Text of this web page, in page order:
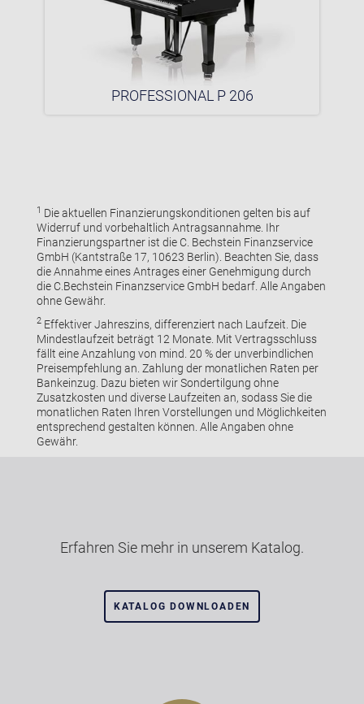
PROFESSIONAL P 206
1 Die aktuellen Finanzierungskonditionen gelten bis auf
Widerruf und vorbehaltlich Antragsannahme. Ihr
Finanzierungspartner ist die C. Bechstein Finanzservice
GmbH (Kantstraße 17, 10623 Berlin). Beachten Sie, dass
die Annahme eines Antrages einer Genehmigung durch
die C.Bechstein Finanzservice GmbH bedarf. Alle Angaben
ohne Gewähr.
2Effektiver Jahreszins, differenziert nach Laufzeit. Die
Mindestlaufzeit beträgt 12 Monate. Mit Vertragsschluss
fällt eine Anzahlung von mind. 20 % der unverbindlichen
Preisempfehlung an. Zahlung der monatlichen Raten per
Bankeinzug. Dazu bieten wir Sondertilgung ohne
Zusatzkosten und diverse Laufzeiten an, sodass Sie die
monatlichen Raten Ihren Vorstellungen und Möglichkeiten
entsprechend gestalten können. Alle Angaben ohne
Gewähr.
Erfahren Sie mehr in unserem Katalog.
KATALOG DOWNLOADEN